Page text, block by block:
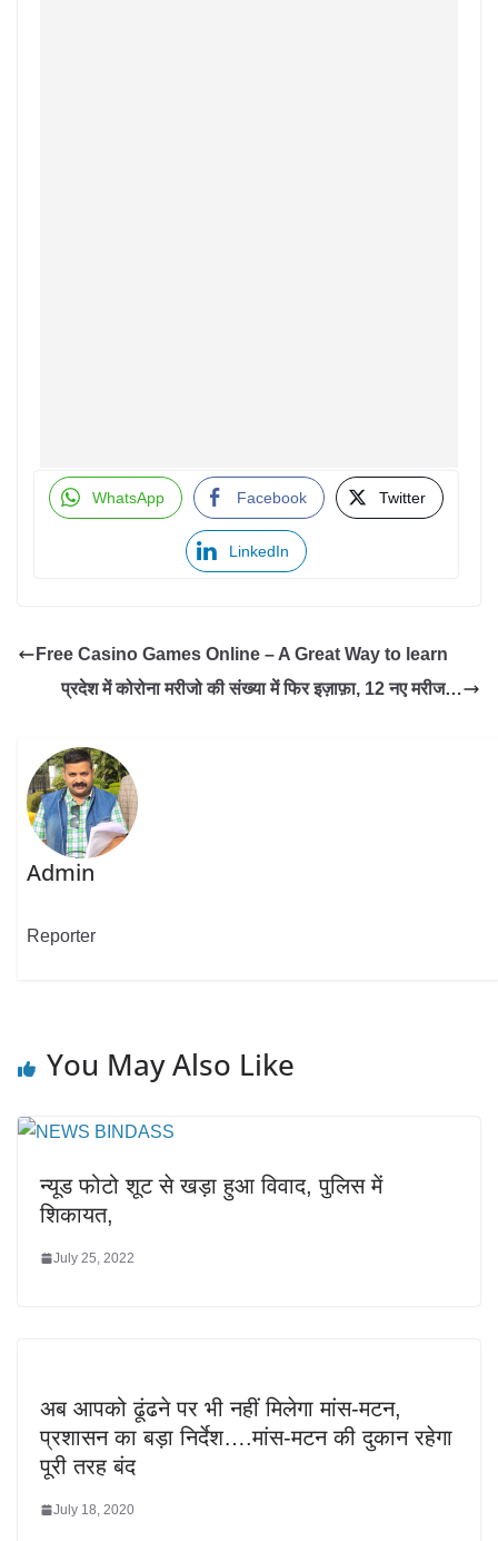
WhatsApp Facebook Twitter
LinkedIn
Free Casino Games Online – A Great Way to learn
प्रदेश में कोरोना मरीजो की संख्या में फिर इज़ाफ़ा, 12 नए मरीज…
Admin
Reporter
You May Also Like
न्यूड फोटो शूट से खड़ा हुआ विवाद, पुलिस में
शिकायत,
July 25, 2022
अब आपको ढूंढने पर भी नहीं मिलेगा मांस-मटन,
प्रशासन का बड़ा निर्देश….मांस-मटन की दुकान रहेगा
पूरी तरह बंद
July 18, 2020